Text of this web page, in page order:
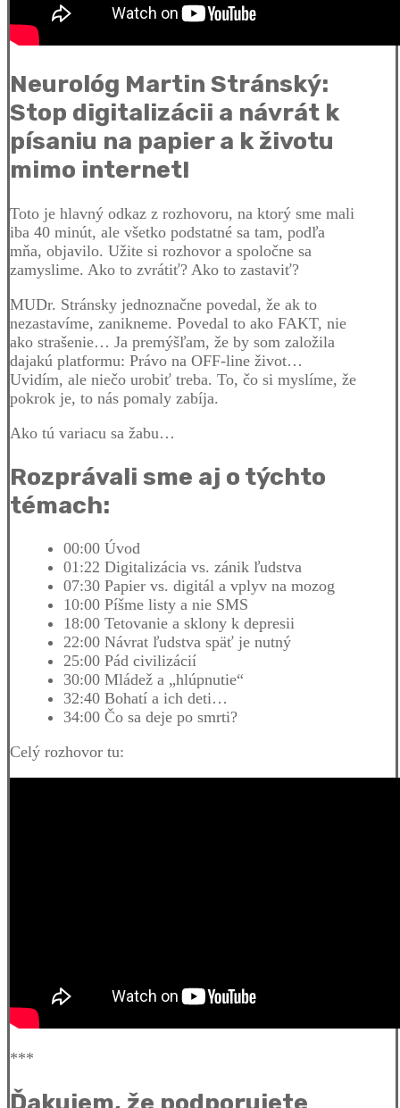
Neurológ Martin Stránský:
Stop digitalizácii a návrát k
písaniu na papier a k životu
mimo internet!
Toto je hlavný odkaz z rozhovoru, na ktorý sme mali
iba 40 minút, ale všetko podstatné sa tam, podľa
mňa, objavilo. Užite si rozhovor a spoločne sa
zamyslime. Ako to zvrátiť? Ako to zastaviť?
MUDr. Stránsky jednoznačne povedal, že ak to
nezastavíme, zanikneme. Povedal to ako FAKT, nie
ako strašenie… Ja premýšľam, že by som založila
dajakú platformu: Právo na OFF-line život…
Uvidím, ale niečo urobiť treba. To, čo si myslíme, že
pokrok je, to nás pomaly zabíja.
Ako tú variacu sa žabu…
Rozprávali sme aj o týchto
témach:
00:00 Úvod
01:22 Digitalizácia vs. zánik ľudstva
07:30 Papier vs. digitál a vplyv na mozog
10:00 Píšme listy a nie SMS
18:00 Tetovanie a sklony k depresii
22:00 Návrat ľudstva späť je nutný
25:00 Pád civilizácií
30:00 Mládež a „hlúpnutie“
32:40 Bohatí a ich deti…
34:00 Čo sa deje po smrti?
Celý rozhovor tu:
***